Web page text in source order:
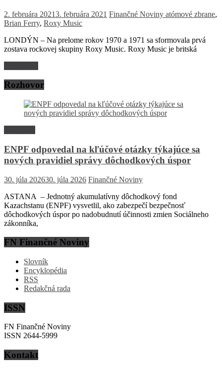
2. februára 20213. februára 2021 Finančné Noviny atómové zbrane,
Brian Ferry, Roxy Music
LONDÝN – Na prelome rokov 1970 a 1971 sa sformovala prvá
zostava rockovej skupiny Roxy Music. Roxy Music je britská
Rozhovor
ENPF odpovedal na kľúčové otázky týkajúce sa
nových pravidiel správy dôchodkových úspor
30. júla 202630. júla 2026 Finančné Noviny
ASTANA – Jednotný akumulatívny dôchodkový fond
Kazachstanu (ENPF) vysvetlil, ako zabezpečí bezpečnosť
dôchodkových úspor po nadobudnutí účinnosti zmien Sociálneho
zákonníka,
FN Finančné Noviny
Slovník
Encyklopédia
RSS
Redakčná rada
ISSN
FN Finančné Noviny
ISSN 2644-5999
Kontakt